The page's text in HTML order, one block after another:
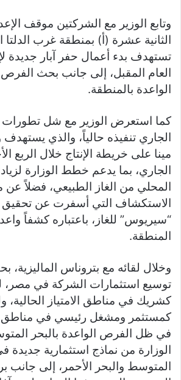
وتابع الوزير مع الشركتين موقف
الثانية عشرة (أ) بمنطقة غرب الدلتا
تستهدف بدء أعمال حفر آبار جديدة
العام المقبل، إلى جانب بحث الفرص
الواعدة بالمنطقة.
كما استعرض الوزير مع شل تطورات
الجاري تنفيذه حالياً، والذي
مينا على خريطة الإنتاج خلال الربع
الجاري، بما يدعم خطط الوزارة
المحلي من الغاز الطبيعي، فضلاً عن
الاستكشاف التي أسفرت عن
“سيريوس” للغاز، باعتباره كشفاً
المنطقة.
وخلال لقائه مع بتروناس
توسيع استثمارات الشركة في
كشريك في مناطق الامتياز الحالية،
كمستثمر ومشغل رئيسي في مناطق
في ظل الفرص الواعدة بالبحر
الوزارة من نماذج استثمارية
المتوسط والبحر الأحمر، إلى جانب